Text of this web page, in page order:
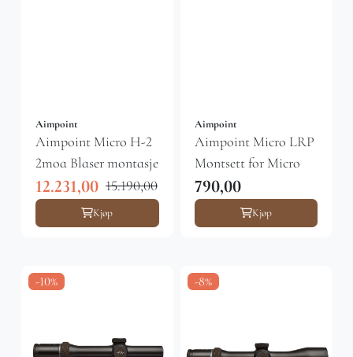
Aimpoint
Aimpoint Micro H-2
2moa Blaser montasje
12.231,00 15.190,00
Kjøp
Aimpoint
Aimpoint Micro LRP
Montsett for Micro
790,00
Kjøp
-10% -8%